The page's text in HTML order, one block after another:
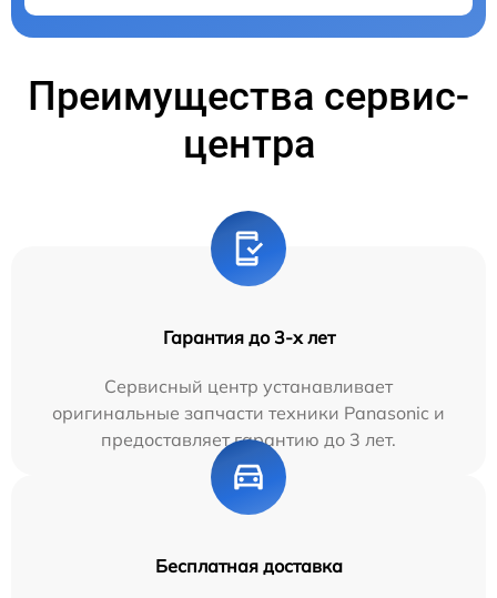
Преимущества сервис-
центра
Гарантия до 3-х лет
Сервисный центр устанавливает
оригинальные запчасти техники Panasonic и
предоставляет гарантию до 3 лет.
Бесплатная доставка